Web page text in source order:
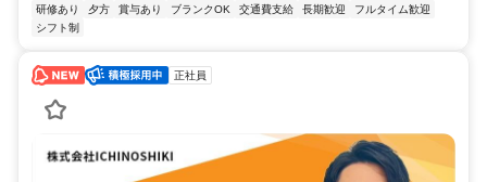
研修あり
夕方 賞与あり ブランクOK 交通費支給 長期歓迎
フルタイム歓迎
シフト制
正社員